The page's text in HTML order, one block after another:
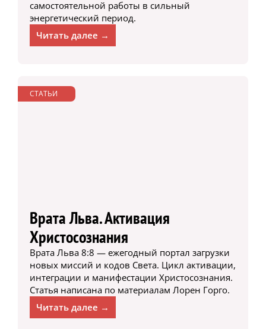
самостоятельной работы в сильный
энергетический период.
Читать далее →
СТАТЬИ
Врата Льва. Активация
Христосознания
Врата Льва 8:8 — ежегодный портал загрузки
новых миссий и кодов Света. Цикл активации,
интеграции и манифестации Христосознания.
Статья написана по материалам Лорен Горго.
Читать далее →